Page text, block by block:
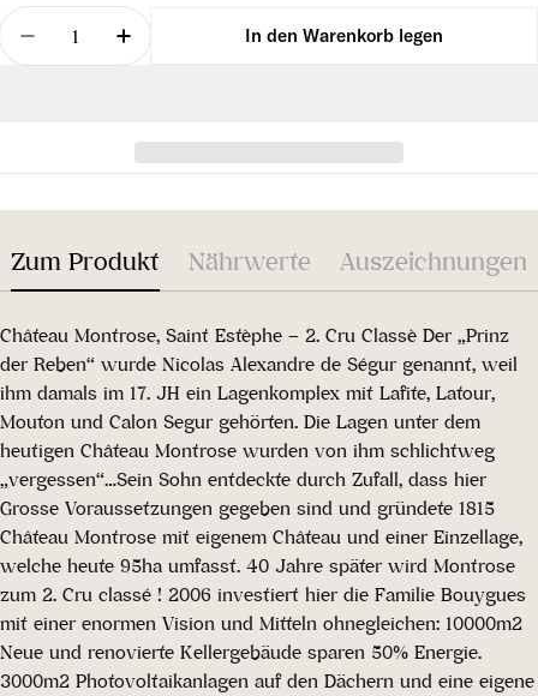
Menge
Menge für Château Montrose 2. Grand Cru
Menge für Château Montrose 2. Grand
In den Warenkorb legen
Zum Produkt Nährwerte Auszeichnungen
Château Montrose, Saint Estèphe – 2. Cru Classè Der „Prinz
der Reben“ wurde Nicolas Alexandre de Ségur genannt, weil
ihm damals im 17. JH ein Lagenkomplex mit Lafite, Latour,
Mouton und Calon Segur gehörten. Die Lagen unter dem
heutigen Château Montrose wurden von ihm schlichtweg
„vergessen“…Sein Sohn entdeckte durch Zufall, dass hier
Grosse Voraussetzungen gegeben sind und gründete 1815
Château Montrose mit eigenem Château und einer Einzellage,
welche heute 95ha umfasst. 40 Jahre später wird Montrose
zum 2. Cru classé ! 2006 investiert hier die Familie Bouygues
mit einer enormen Vision und Mitteln ohnegleichen: 10000m2
Neue und renovierte Kellergebäude sparen 50% Energie.
3000m2 Photovoltaikanlagen auf den Dächern und eine eigene